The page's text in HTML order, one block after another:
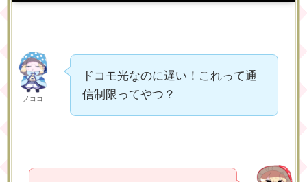
ノココ
ドコモ光なのに遅い！これって通
信制限ってやつ？